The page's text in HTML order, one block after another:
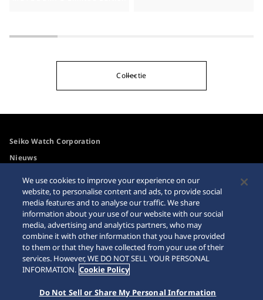
Collectie
Seiko Watch Corporation
Nieuws
Toegangsbeleid
Systeem
Waarschuwing
internetaankopen
Sitemap
© 2026 Seiko Watch Corporation
We use cookies to improve your experience on our
website, to personalise content and ads, to provide social
media features and to analyse our traffic. We share
information about your use of our website with our social
media, advertising and analytics partners, who may
combine it with other information that you have provided
to them or that they have collected from your use of their
services. However, WE DO NOT SELL YOUR PERSONAL
INFORMATION. Cookie Policy
Do Not Sell or Share My Personal Information